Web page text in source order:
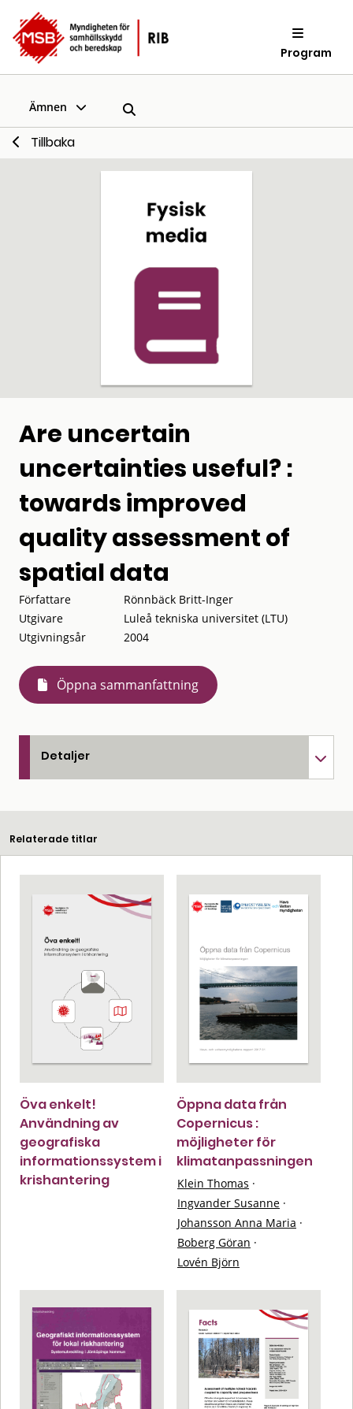
Program
Ämnen
Tillbaka
Are uncertain
uncertainties useful? :
towards improved
quality assessment of
spatial data
Författare
Rönnbäck Britt-Inger
Utgivare
Luleå tekniska universitet (LTU)
Utgivningsår
2004
Öppna sammanfattning
Detaljer
Relaterade titlar
Öva enkelt!
Användning av
geografiska
informationssystem i
krishantering
Öppna data från
Copernicus :
möjligheter för
klimatanpassningen
Klein Thomas ·
Ingvander Susanne ·
Johansson Anna Maria ·
Boberg Göran ·
Lovén Björn